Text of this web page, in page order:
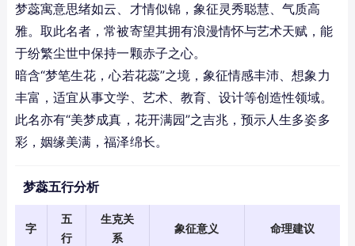
梦蕊寓意思绪如云、才情似锦，象征灵秀聪慧、气质高
雅。取此名者，常被寄望其拥有浪漫情怀与艺术天赋，能
于纷繁尘世中保持一颗赤子之心。
暗含“梦笔生花，心若花蕊”之境，象征情感丰沛、想象力
丰富，适宜从事文学、艺术、教育、设计等创造性领域。
此名亦有“美梦成真，花开满园”之吉兆，预示人生多姿多
彩，姻缘美满，福泽绵长。
梦蕊五行分析
字
五
行
生克关
系
象征意义 命理建议